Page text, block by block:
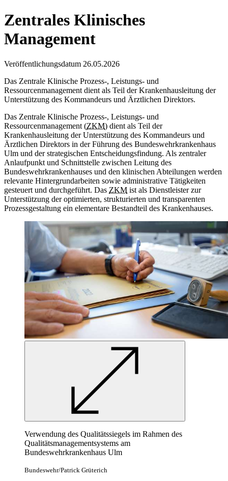
Zentrales Klinisches
Management
Veröffentlichungsdatum 26.05.2026
Das Zentrale Klinische Prozess-, Leistungs- und
Ressourcenmanagement dient als Teil der Krankenhausleitung der
Unterstützung des Kommandeurs und Ärztlichen Direktors.
Das Zentrale Klinische Prozess-, Leistungs- und
Ressourcenmanagement (ZKM) dient als Teil der
Krankenhausleitung der Unterstützung des Kommandeurs und
Ärztlichen Direktors in der Führung des Bundeswehrkrankenhaus
Ulm und der strategischen Entscheidungsfindung. Als zentraler
Anlaufpunkt und Schnittstelle zwischen Leitung des
Bundeswehrkrankenhauses und den klinischen Abteilungen werden
relevante Hintergrundarbeiten sowie administrative Tätigkeiten
gesteuert und durchgeführt. Das ZKM ist als Dienstleister zur
Unterstützung der optimierten, strukturierten und transparenten
Prozessgestaltung ein elementare Bestandteil des Krankenhauses.
Verwendung des Qualitätssiegels im Rahmen des
Qualitätsmanagementsystems am
Bundeswehrkrankenhaus Ulm
Bundeswehr/Patrick Grüterich